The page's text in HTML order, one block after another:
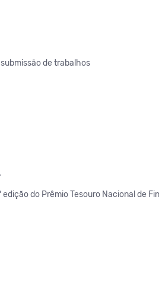
de trabalhos
edição do Prêmio Tesouro Nacional de